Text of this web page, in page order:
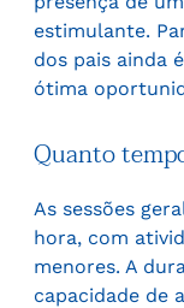
estimulante.
dos pais ainda
ótima
Quanto
As sessões
hora, com
menores. A
capacidade de